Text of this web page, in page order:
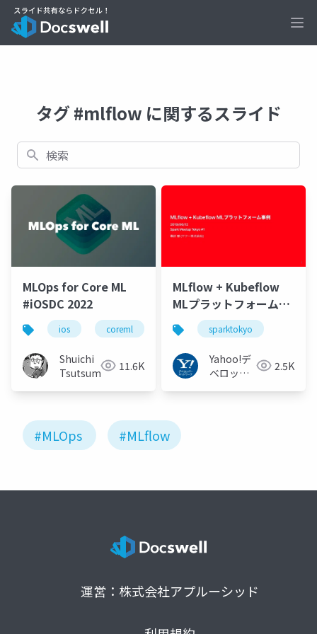
タグ #mlflow に関するスライド
検索
MLOps for Core ML
#iOSDC 2022
ios coreml iosdc mlops
Shuichi
Tsutsumi
11.6K
MLflow + Kubeflow
MLプラットフォーム事
例 #sparktokyo
sparktokyo
Yahoo!デ
ベロッパ
2.5K
#MLOps #MLflow
運営：株式会社アプルーシッド